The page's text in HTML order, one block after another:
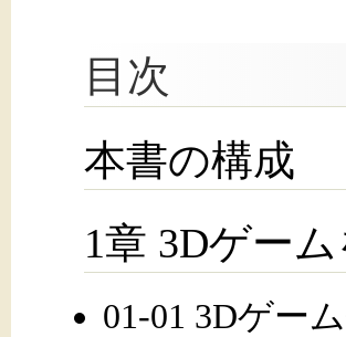
目次
本書の構成
1章 3Dゲー
01-01 3Dゲー